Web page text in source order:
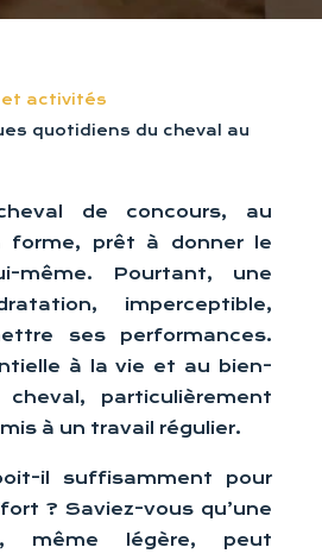
activités
quotidiens du cheval au
de concours, au
forme, prêt à donner le
même. Pourtant, une
imperceptible,
ses performances.
à la vie et au bien-
particulièrement
à un travail régulier.
il suffisamment pour
? Saviez-vous qu’une
même légère, peut